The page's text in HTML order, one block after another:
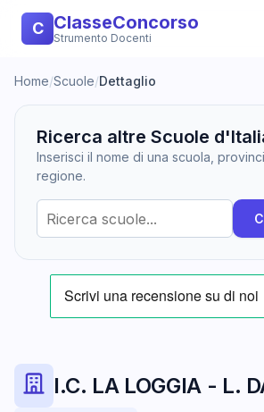
C ClasseConcorso
Strumento Docenti
Home/Scuole/Dettaglio
Ricerca altre Scuole
Inserisci il nome di una scuola,
regione.
I.C. LA LOGGIA - L.